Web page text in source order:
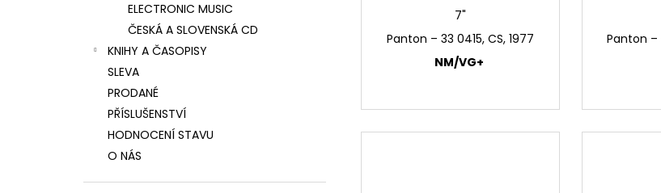
ELECTRONIC MUSIC
ČESKÁ A SLOVENSKÁ CD
KNIHY A ČASOPISY
SLEVA
PRODANÉ
PŘÍSLUŠENSTVÍ
HODNOCENÍ STAVU
O NÁS
7"
Panton ‎– 33 0415, CS, 1977
NM/VG+
Panton ‎–